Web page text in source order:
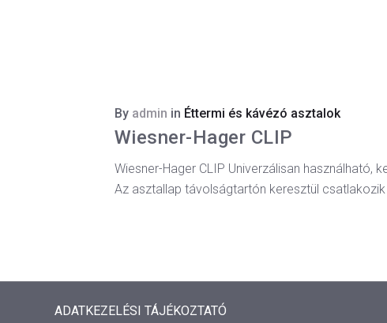
By admin in Éttermi és kávézó asztalok
Wiesner-Hager CLIP
Wiesner-Hager CLIP Univerzálisan
Az asztallap távolságtartón keresztül
ADATKEZELÉSI TÁJÉKOZTATÓ